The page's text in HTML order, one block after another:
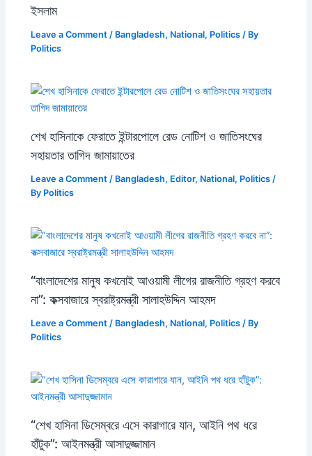
ইসলাম
Leave a Comment / Bangladesh, National, Politics / By
Politics
শেখ হাসিনাকে ফেরাতে ইন্টারপোলে রেড নোটিশ ও জাতিসংঘের
সহায়তার তাগিদ জামায়াতের
Leave a Comment / Bangladesh, Editor, National, Politics /
By Politics
“বাংলাদেশের মানুষ কখনোই আওয়ামী লীগের রাজনীতি গ্রহণ করবে
না”: কক্সবাজারে স্বরাষ্ট্রমন্ত্রী সালাহউদ্দিন আহমদ
Leave a Comment / Bangladesh, National, Politics / By
Politics
“শেখ হাসিনা ডিসেম্বরে এসে কারাগারে যান, আইনি পথ ধরে
হাঁটুক”: আইনমন্ত্রী আসাদুজ্জামান